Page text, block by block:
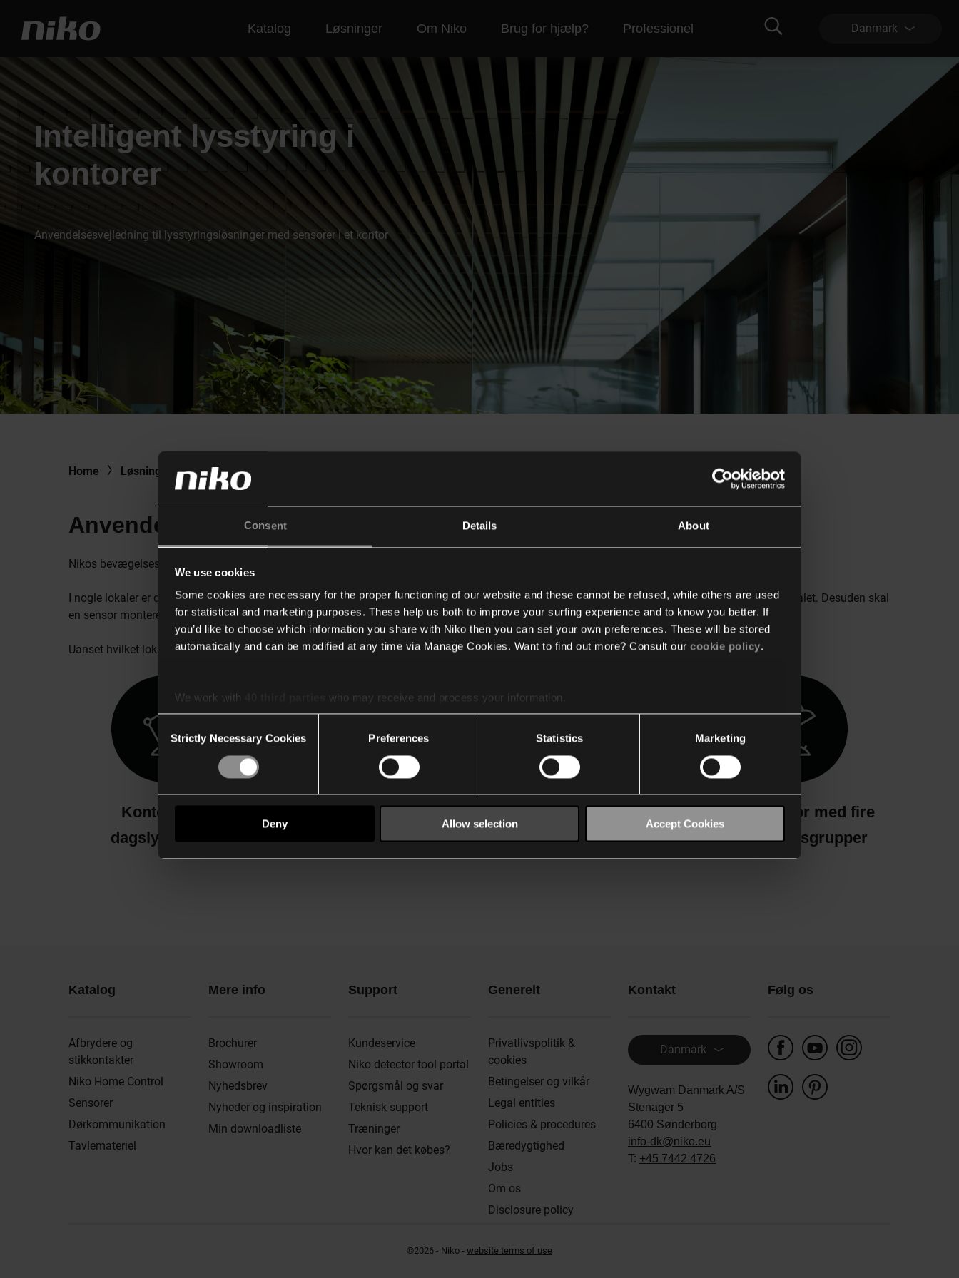
Consent Details About
We use cookies
Some cookies are necessary for the proper functioning of our website and these cannot be refused, while others are used
for statistical and marketing purposes. These help us both to improve your surfing experience and to know you better. If
you’d like to choose which information you share with Niko then you can set your own preferences. These will be stored
automatically and can be modified at any time via Manage Cookies. Want to find out more? Consult our cookie policy.
We work with
who may receive and process your information.
Selection
Strictly Necessary Cookies Preferences Statistics Marketing
Deny Allow selection Accept Cookies
Katalog Løsninger Om Niko Brug for hjælp? Professionel Danmark
Intelligent lysstyring i
kontorer
Anvendelsesvejledning til lysstyringsløsninger med sensorer i et kontor
Home Løsninger Sensorer
Anvendelseseksempler til kontorer
Nikos bevægelses- og tilstedeværelsessensorer findes i flere udgaver, skræddersyet til brug i forskellige typer lokaler og omgivelser.
I nogle lokaler er der ekstra højt til loftet, eller der kræves en lang rækkevidde. I andre lokaler fungerer sensoren, hvis der kun er lidt bevægelse i lokalet. Desuden skal
en sensor monteres problemfrit i eller på forskellige lofttyper.
Uanset hvilket lokale sensoren skal installeres i, finder du matchende muligheder i Niko P40 og M40 sensorserierne.
Kontor med
dagslysstyring
Kontor med HVAC-styring
Kontor med standby-
minimering
Åbent kontor med fire
skrivebordsgrupper
Katalog
Afbrydere og
stikkontakter
Niko Home Control
Sensorer
Dørkommunikation
Tavlemateriel
Mere info
Brochurer
Showroom
Nyhedsbrev
Nyheder og inspiration
Min downloadliste
Support
Kundeservice
Niko detector tool portal
Spørgsmål og svar
Teknisk support
Træninger
Hvor kan det købes?
Generelt
Privatlivspolitik &
cookies
Betingelser og vilkår
Legal entities
Policies & procedures
Bæredygtighed
Jobs
Om os
Disclosure policy
Kontakt
Danmark
Wygwam Danmark A/S
Stenager 5
6400 Sønderborg
info-dk@niko.eu
T: +45 7442 4726
Følg os
©2026 - Niko - website terms of use